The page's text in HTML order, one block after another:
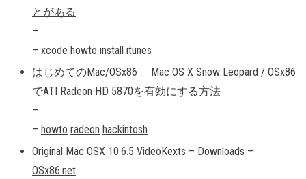
とがある
–
– xcode howto install itunes
はじめてのMac/OSx86 Mac OS X Snow Leopard / OSx86
でATI Radeon HD 5870を有効にする方法
–
– howto radeon hackintosh
Original Mac OSX 10.6.5 VideoKexts – Downloads –
OSx86.net